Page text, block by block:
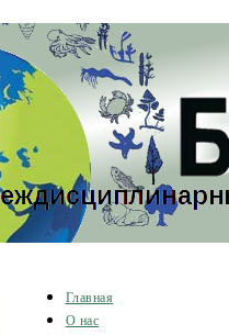
Главная
О нас